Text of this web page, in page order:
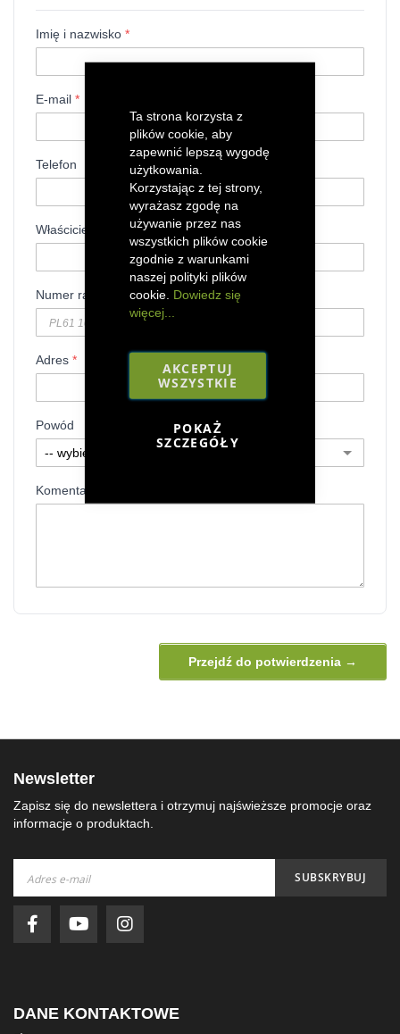
Ta strona korzysta z
plików cookie, aby
zapewnić lepszą wygodę
użytkowania.
Korzystając z tej strony,
wyrażasz zgodę na
używanie przez nas
wszystkich plików cookie
zgodnie z warunkami
naszej polityki plików
cookie. Dowiedz się
więcej...
AKCEPTUJ
WSZYSTKIE
POKAŻ
SZCZEGÓŁY
Imię i nazwisko *
E-mail *
Telefon
Właściciel rachunku*
Numer rachunku*
Adres *
Powód
Komentarz
Przejdź do potwierdzenia →
Newsletter
Zapisz się do newslettera i otrzymuj najświeższe promocje oraz
informacje o produktach.
nasz
newsletter:
SUBSKRYBUJ
DANE KONTAKTOWE